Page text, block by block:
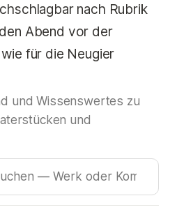
nach Rubrik
Abend vor der
für die Neugier
und Wissenswertes zu
und